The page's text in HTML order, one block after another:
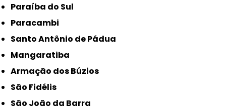
Paraíba do Sul
Paracambi
Santo Antônio de Pádua
Mangaratiba
Armação dos Búzios
São Fidélis
São João da Barra